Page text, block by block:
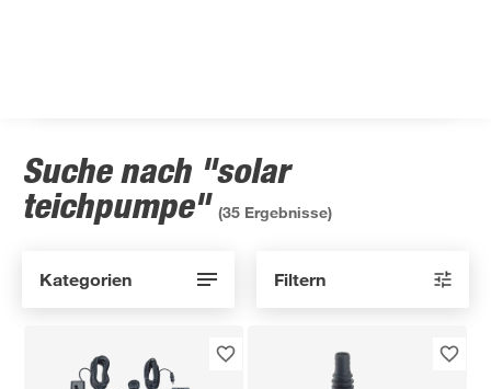
Suche nach "solar
teichpumpe" (35 Ergebnisse)
Kategorien Filtern